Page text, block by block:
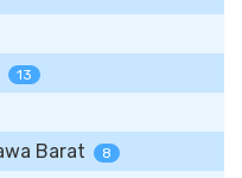
13
Barat 8